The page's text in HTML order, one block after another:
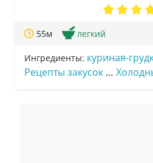
55м легкий
Ингредиенты: куриная-
Рецепты закусок …